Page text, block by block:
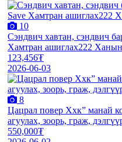
10
Сэндвич хавтан, сэндвич
Хамтран ашиглах222 Ханын
123,456₮
2026-06-03
8
Цацрал повер Ххк” манай
агуулах, зоорь, граж,
550,000₮